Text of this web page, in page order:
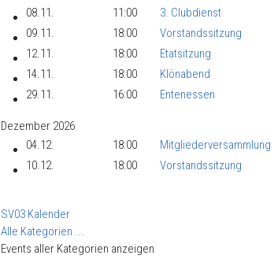
08.11.
11:00
3. Clubdienst
09.11.
18:00
Vorstandssitzung
12.11.
18:00
Etatsitzung
14.11.
18:00
Klönabend
29.11.
16:00 Entenessen
Dezember 2026
04.12.
18:00
Mitgliederversammlung
10.12.
18:00 Vorstandssitzung
SV03 Kalender
Alle Kategorien ...
Events aller Kategorien anzeigen